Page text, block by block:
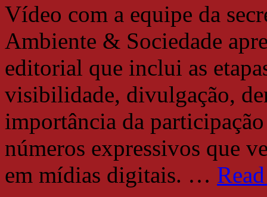
Vídeo com a equipe da
Ambiente & Sociedade
editorial que inclui as
visibilidade, divulgação,
importância da
números expressivos que
em mídias digitais. …